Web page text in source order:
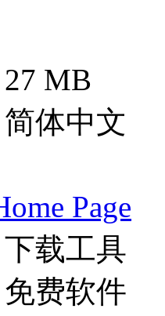
MB
体中文
Page
载工具
免费软件